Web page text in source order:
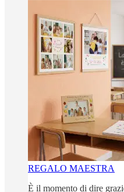
REGALO MAESTRA
È il momento di dire